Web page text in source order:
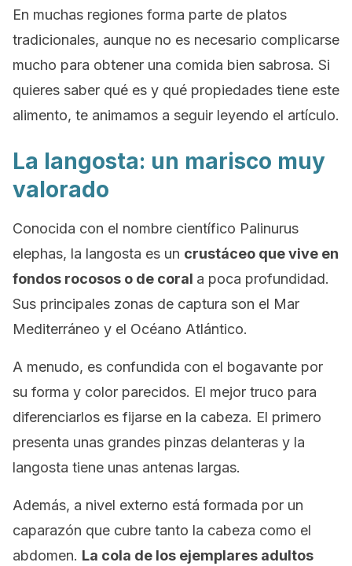
En muchas regiones forma parte de platos
tradicionales, aunque no es necesario complicarse
mucho para obtener una comida bien sabrosa. Si
quieres saber qué es y qué propiedades tiene este
alimento, te animamos a seguir leyendo el artículo.
La langosta: un marisco muy
valorado
Conocida con el nombre científico Palinurus
elephas, la langosta es un crustáceo que vive en
fondos rocosos o de coral a poca profundidad.
Sus principales zonas de captura son el Mar
Mediterráneo y el Océano Atlántico.
A menudo, es confundida con el bogavante por
su forma y color parecidos. El mejor truco para
diferenciarlos es fijarse en la cabeza. El primero
presenta unas grandes pinzas delanteras y la
langosta tiene unas antenas largas.
Además, a nivel externo está formada por un
caparazón que cubre tanto la cabeza como el
abdomen. La cola de los ejemplares adultos